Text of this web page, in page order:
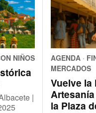
NIÑOS
|
AGENDA ·
MERCADOS
Vuelve la
la Plaza